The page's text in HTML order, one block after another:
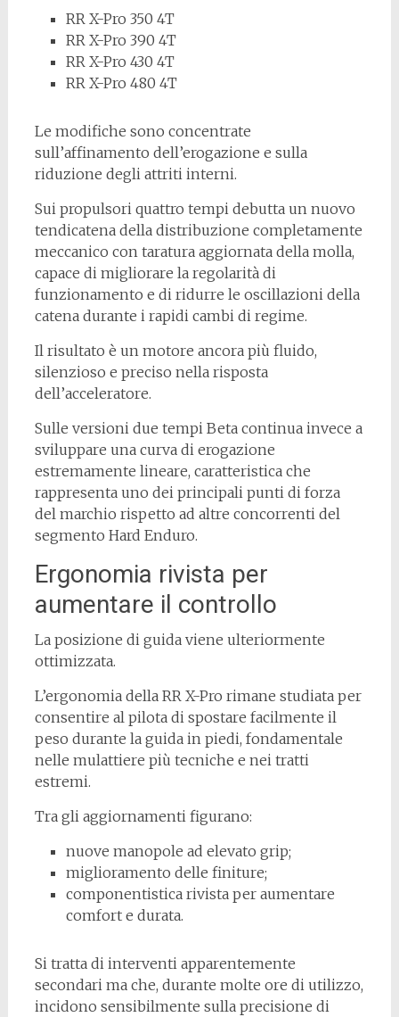
RR X-Pro 350 4T
RR X-Pro 390 4T
RR X-Pro 430 4T
RR X-Pro 480 4T
Le modifiche sono concentrate
sull’affinamento dell’erogazione e sulla
riduzione degli attriti interni.
Sui propulsori quattro tempi debutta un nuovo
tendicatena della distribuzione completamente
meccanico con taratura aggiornata della molla,
capace di migliorare la regolarità di
funzionamento e di ridurre le oscillazioni della
catena durante i rapidi cambi di regime.
Il risultato è un motore ancora più fluido,
silenzioso e preciso nella risposta
dell’acceleratore.
Sulle versioni due tempi Beta continua invece a
sviluppare una curva di erogazione
estremamente lineare, caratteristica che
rappresenta uno dei principali punti di forza
del marchio rispetto ad altre concorrenti del
segmento Hard Enduro.
Ergonomia rivista per
aumentare il controllo
La posizione di guida viene ulteriormente
ottimizzata.
L’ergonomia della RR X-Pro rimane studiata per
consentire al pilota di spostare facilmente il
peso durante la guida in piedi, fondamentale
nelle mulattiere più tecniche e nei tratti
estremi.
Tra gli aggiornamenti figurano:
nuove manopole ad elevato grip;
miglioramento delle finiture;
componentistica rivista per aumentare
comfort e durata.
Si tratta di interventi apparentemente
secondari ma che, durante molte ore di utilizzo,
incidono sensibilmente sulla precisione di